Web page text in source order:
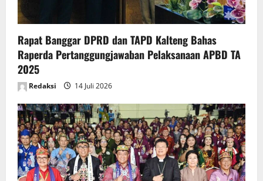
Rapat Banggar DPRD dan TAPD Kalteng Bahas
Raperda Pertanggungjawaban Pelaksanaan APBD TA
2025
Redaksi 14 Juli 2026